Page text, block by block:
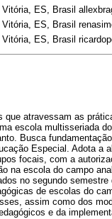
ES, Brasil
ES, Brasil
ES, Brasil
que atravessam as
escola multisseriada
Busca
Especial. Adota a
focais, com a
na escola do campo
no segundo
de escolas do
assim como dos
e da